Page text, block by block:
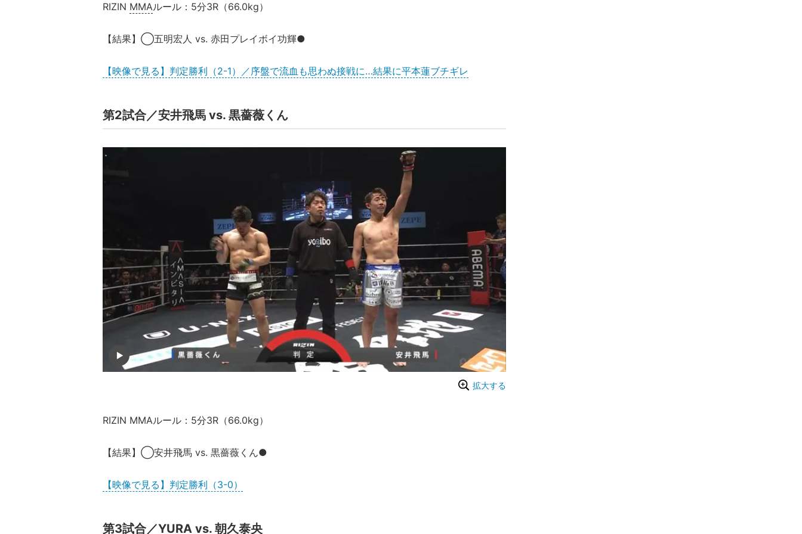
RIZIN MMAルール：5分3R（66.0kg）
【結果】◯五明宏人 vs. 赤田プレイボイ功輝●
【映像で見る】判定勝利（2-1）／序盤で流血も思わぬ接戦に…結果に平本蓮ブチギレ
第2試合／安井飛馬 vs. 黒薔薇くん
拡大する
RIZIN MMAルール：5分3R（66.0kg）
【結果】◯安井飛馬 vs. 黒薔薇くん●
【映像で見る】判定勝利（3-0）
第3試合／YURA vs. 朝久泰央